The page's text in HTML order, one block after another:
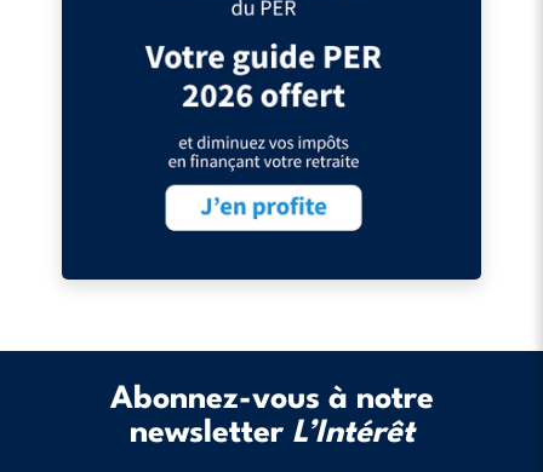
Abonnez-vous à notre
newsletter L’Intérêt